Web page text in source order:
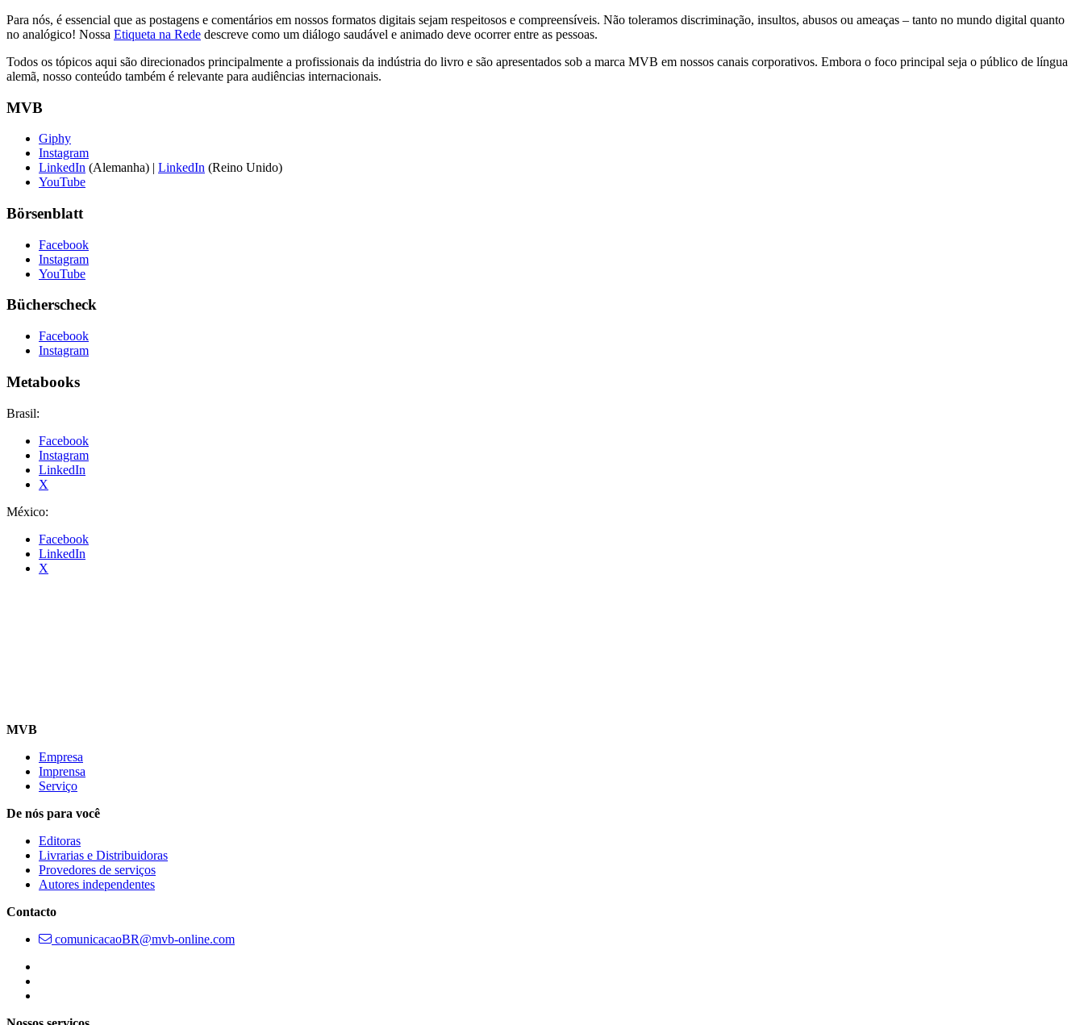
Para nós, é essencial que as postagens e comentários em nossos formatos digitais sejam respeitosos e compreensíveis. Não toleramos discriminação, insultos, abusos ou ameaças – tanto no mundo digital quanto
no analógico! Nossa Etiqueta na Rede descreve como um diálogo saudável e animado deve ocorrer entre as pessoas.
Todos os tópicos aqui são direcionados principalmente a profissionais da indústria do livro e são apresentados sob a marca MVB em nossos canais corporativos. Embora o foco principal seja o público de língua
alemã, nosso conteúdo também é relevante para audiências internacionais.
MVB
Giphy
Instagram
LinkedIn (Alemanha) | LinkedIn (Reino Unido)
YouTube
Börsenblatt
Facebook
Instagram
YouTube
Bücherscheck
Facebook
Instagram
Metabooks
Brasil:
Facebook
Instagram
LinkedIn
X
México:
Facebook
LinkedIn
X
MVB
Empresa
Imprensa
Serviço
De nós para você
Editoras
Livrarias e Distribuidoras
Provedores de serviços
Autores independentes
Contacto
comunicacaoBR@mvb-online.com